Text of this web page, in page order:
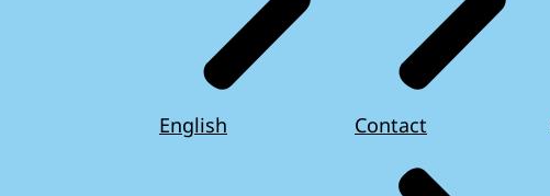
English Contact